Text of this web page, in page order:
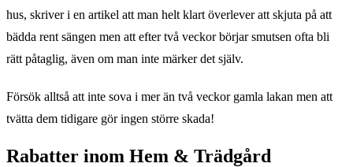
hus, skriver i en artikel att man helt klart överlever att skjuta på att
bädda rent sängen men att efter två veckor börjar smutsen ofta bli
rätt påtaglig, även om man inte märker det själv.
Försök alltså att inte sova i mer än två veckor gamla lakan men att
tvätta dem tidigare gör ingen större skada!
Rabatter inom Hem & Trädgård